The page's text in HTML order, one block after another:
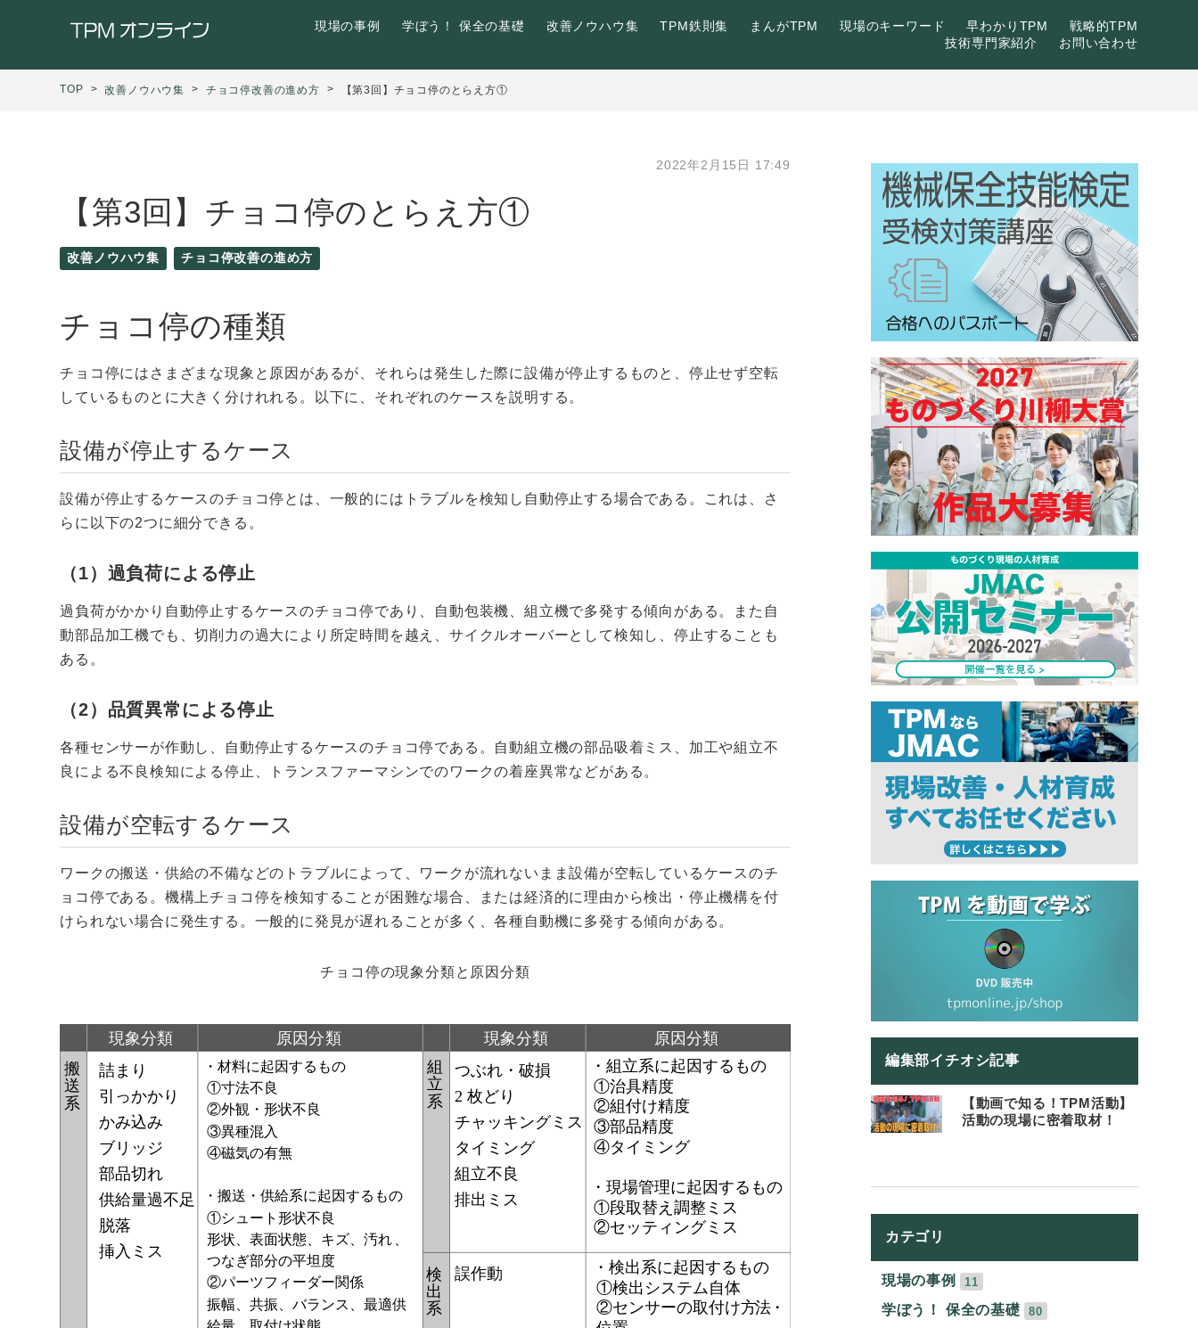
現場の事例 学ぼう！ 保全の基礎 改善ノウハウ集 TPM鉄則集 まんがTPM 現場のキーワード 早わかりTPM
戦略的TPM
技術専門家紹介
お問い合わせ
TOP 改善ノウハウ集 チョコ停改善の進め方 【第3回】チョコ停のとらえ方①
2022年2月15日 17:49
【第3回】チョコ停のとらえ方①
改善ノウハウ集 チョコ停改善の進め方
チョコ停の種類
チョコ停にはさまざまな現象と原因があるが、それらは発生した際に設備が停止するものと、停止せず空転
しているものとに大きく分けれれる。以下に、それぞれのケースを説明する。
設備が停止するケース
設備が停止するケースのチョコ停とは、一般的にはトラブルを検知し自動停止する場合である。これは、さ
らに以下の2つに細分できる。
（1）過負荷による停止
過負荷がかかり自動停止するケースのチョコ停であり、自動包装機、組立機で多発する傾向がある。また自
動部品加工機でも、切削力の過大により所定時間を越え、サイクルオーバーとして検知し、停止することも
ある。
（2）品質異常による停止
各種センサーが作動し、自動停止するケースのチョコ停である。自動組立機の部品吸着ミス、加工や組立不
良による不良検知による停止、トランスファーマシンでのワークの着座異常などがある。
設備が空転するケース
ワークの搬送・供給の不備などのトラブルによって、ワークが流れないまま設備が空転しているケースのチ
ョコ停である。機構上チョコ停を検知することが困難な場合、または経済的に理由から検出・停止機構を付
けられない場合に発生する。一般的に発見が遅れることが多く、各種自動機に多発する傾向がある。
チョコ停の現象分類と原因分類
編集部イチオシ記事
【動画で知る！TPM活動】
活動の現場に密着取材！
カテゴリ
現場の事例 11
学ぼう！ 保全の基礎 80